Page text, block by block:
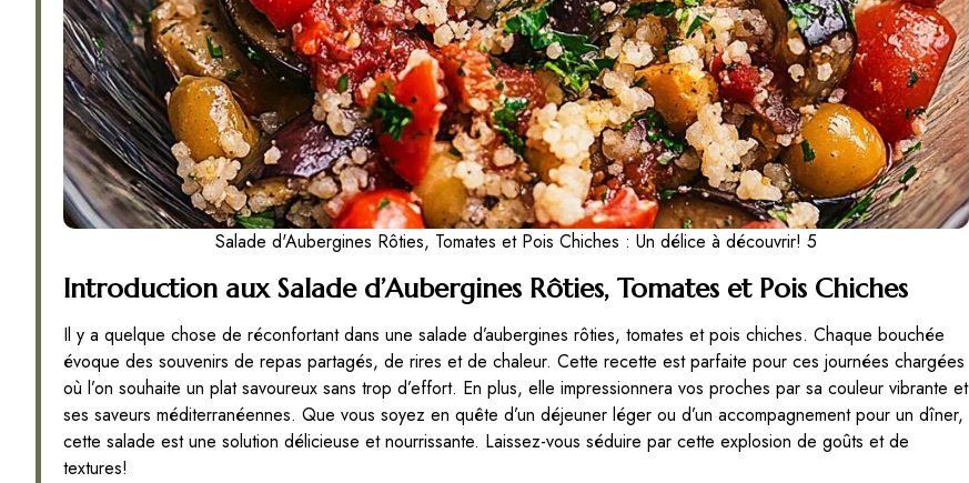
Salade d'Aubergines Rôties, Tomates et Pois Chiches : Un délice à découvrir! 5
Introduction aux Salade d’Aubergines Rôties, Tomates et Pois Chiches
Il y a quelque chose de réconfortant dans une salade d’aubergines rôties, tomates et pois chiches. Chaque bouchée
évoque des souvenirs de repas partagés, de rires et de chaleur. Cette recette est parfaite pour ces journées chargées
où l’on souhaite un plat savoureux sans trop d’effort. En plus, elle impressionnera vos proches par sa couleur vibrante et
ses saveurs méditerranéennes. Que vous soyez en quête d’un déjeuner léger ou d’un accompagnement pour un dîner,
cette salade est une solution délicieuse et nourrissante. Laissez-vous séduire par cette explosion de goûts et de
textures!